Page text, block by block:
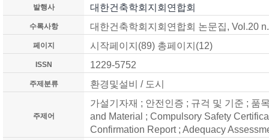
발행사 대한건축학회지회연합회
수록사항 대한건축학회지회연합회 논문집, Vol.20
페이지 시작페이지(89) 총페이지(12)
ISSN 1229-5752
주제분류 환경및설비 / 도시
주제어
가설기자재 ; 안전인증 ; 규걱 및 기준 ; 품
and Material ; Compulsory Safety
Confirmation Report ; Adequacy